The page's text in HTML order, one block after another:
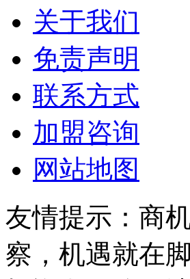
关于我们
免责声明
联系方式
加盟咨询
网站地图
友情提示：商
察，机遇就在脚